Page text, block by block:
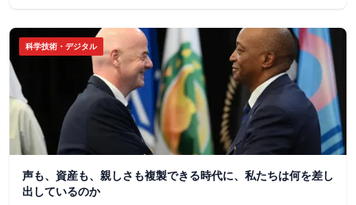
科学技術・デジタル
声も、資産も、親しさも複製できる時代に、私たちは何を差し
出しているのか